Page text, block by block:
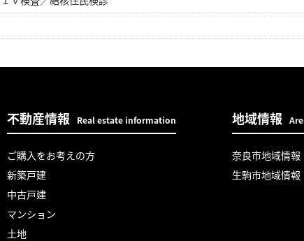
不動産情報 Real estate information
ご購入をお考えの方
新築戸建
中古戸建
マンション
土地
地域情報
奈良市地域情報
生駒市地域情報